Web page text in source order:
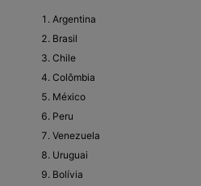
Argentina
Brasil
Chile
Colômbia
México
Peru
Venezuela
Uruguai
Bolívia